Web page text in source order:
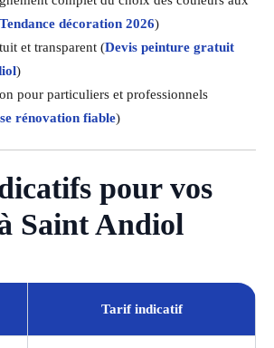
décoration 2026)
et transparent (Devis peinture gratuit
)
pour particuliers et professionnels
rénovation fiable)
pour vos
Saint Andiol
Tarif indicatif